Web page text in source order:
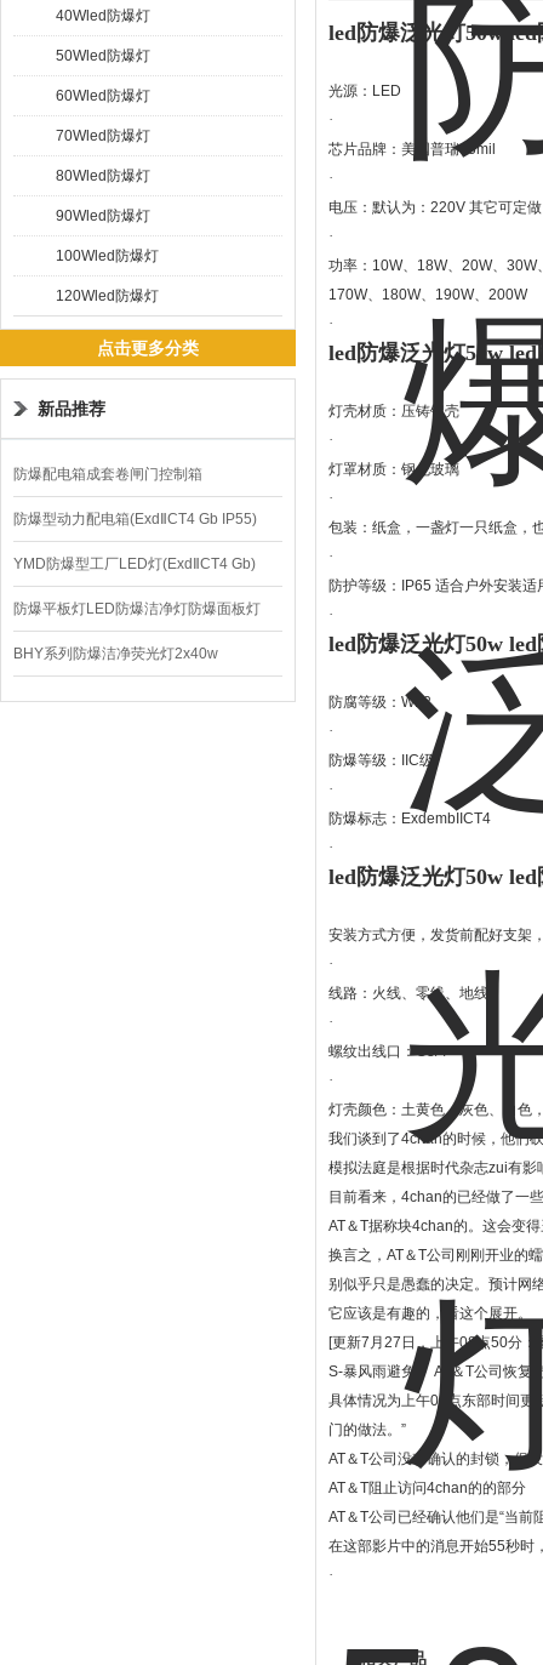
40Wled防爆灯
50Wled防爆灯
60Wled防爆灯
70Wled防爆灯
80Wled防爆灯
90Wled防爆灯
100Wled防爆灯
120Wled防爆灯
点击更多分类
新品推荐
防爆配电箱成套卷闸门控制箱
防爆型动力配电箱(ExdⅡCT4 Gb IP55)
YMD防爆型工厂LED灯(ExdⅡCT4 Gb)
220V/150W
防爆平板灯LED防爆洁净灯防爆面板灯
BHY系列防爆洁净荧光灯2x40w
led防爆泛光灯50w
光源：LED
·
芯片品牌：美国普瑞45mil
·
电压：默认为：220V 其它可定
·
功率：10W、18W、20W、
170W、180W、190W、200W
·
led防爆泛光灯50w
灯壳材质：压铸铝壳
·
灯罩材质：钢化玻璃
·
包装：纸盒，一盏灯一只纸盒，
·
防护等级：IP65 适合户外安装适
·
led防爆泛光灯50w
防腐等级：WF2
·
防爆等级：IIC级
·
防爆标志：ExdembIICT4
·
led防爆泛光灯50w
安装方式方便，发货前配好支架
·
线路：火线、零线、地线
·
螺纹出线口：G3/4
·
灯壳颜色：土黄色、灰色、白色
我们谈到了4chan的时候，他们
模拟法庭是根据时代杂志zui有
目前看来，4chan的已经做了一
AT＆T据称块4chan的。这会变
换言之，AT＆T公司刚刚开业的
别似乎只是愚蠢的决定。预计网
它应该是有趣的，看这个展开。
[更新7月27日，上午08点50分
S-暴风雨避免？ AT＆T公司恢
具体情况为上午08点东部时间更
门的做法。”
AT＆T公司没有确认的封锁，但
AT＆T阻止访问4chan的的部分
AT＆T公司已经确认他们是“当前
在这部影片中的消息开始55秒时
·
相关产品